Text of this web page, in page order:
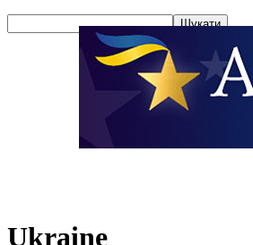
Ukraine